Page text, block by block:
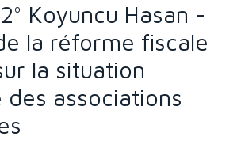
Koyuncu Hasan -
la réforme fiscale
la situation
des associations